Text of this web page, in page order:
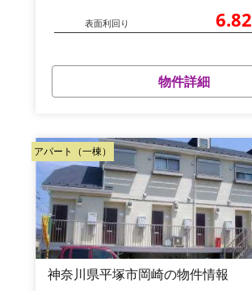
表面利回り 6.82
物件詳細
アパート（一棟）
神奈川県平塚市岡崎の物件情報